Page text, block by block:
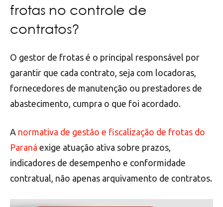
frotas no controle de
contratos?
O gestor de frotas é o principal responsável por
garantir que cada contrato, seja com locadoras,
fornecedores de manutenção ou prestadores de
abastecimento, cumpra o que foi acordado.
A normativa de gestão e fiscalização de frotas do
Paraná exige atuação ativa sobre prazos,
indicadores de desempenho e conformidade
contratual, não apenas arquivamento de contratos.